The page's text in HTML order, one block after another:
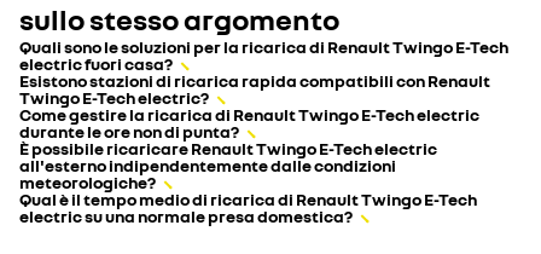
sullo stesso argomento
Quali sono le soluzioni per la ricarica di Renault Twingo E-Tech
electric fuori casa?
Esistono stazioni di ricarica rapida compatibili con Renault
Twingo E-Tech electric?
Come gestire la ricarica di Renault Twingo E-Tech electric
durante le ore non di punta?
È possibile ricaricare Renault Twingo E-Tech electric
all'esterno indipendentemente dalle condizioni
meteorologiche?
Qual è il tempo medio di ricarica di Renault Twingo E-Tech
electric su una normale presa domestica?